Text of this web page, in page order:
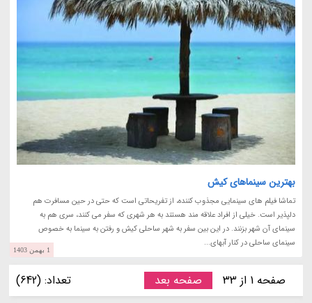
بهترین سینماهای کیش
تماشا فیلم های سینمایی مجذوب کننده، از تفریحاتی است که حتی در حین مسافرت هم
دلپذیر است. خیلی از افراد علاقه مند هستند به هر شهری که سفر می کنند، سری هم به
سینمای آن شهر بزنند. در این بین سفر به شهر ساحلی کیش و رفتن به سینما به خصوص
سینمای ساحلی در کنار آبهای...
1 بهمن 1403
صفحه 1 از 33 صفحه بعد تعداد: (642)